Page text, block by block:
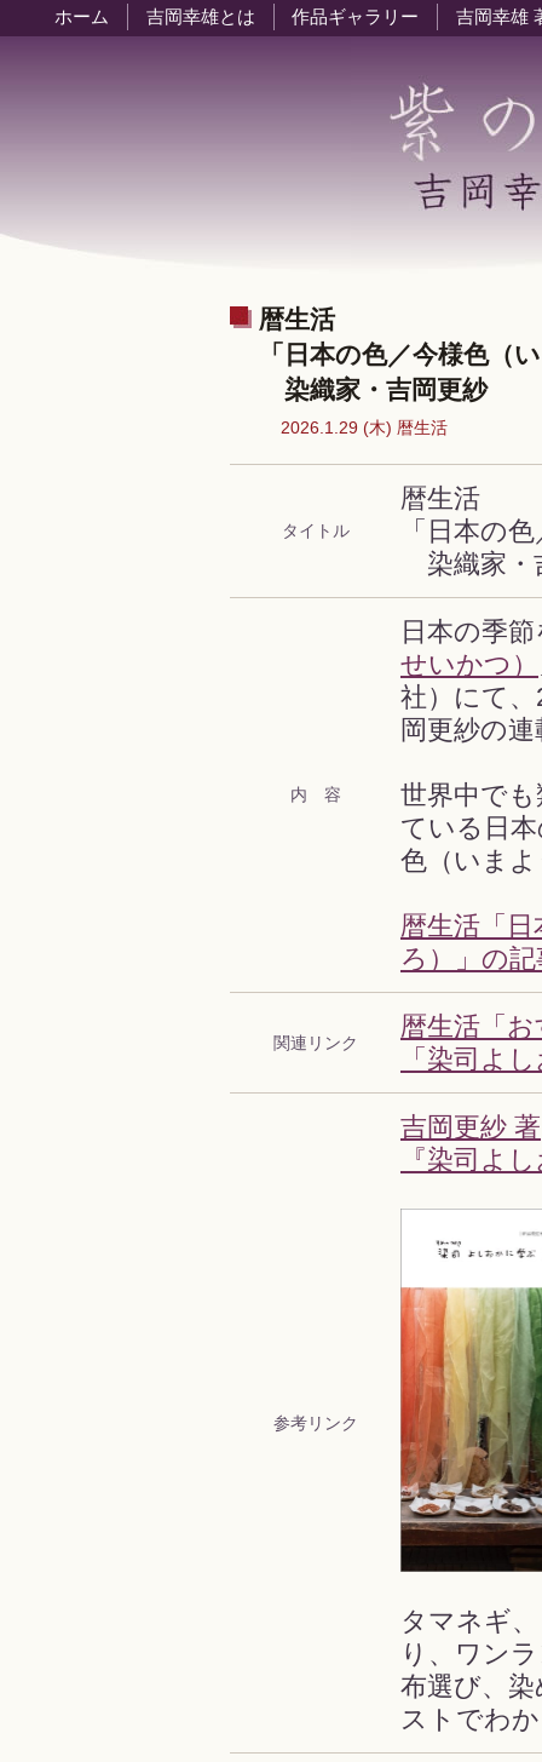
ホーム 吉岡幸雄とは 作品ギャラリー 吉岡幸雄
暦生活
「日本の色／今様色（
染織家・吉岡更紗
2026.1.29 (木) 暦生活
タイトル
暦生活
「日本の
染織家・
内 容
日本の季
せいかつ）
社）にて
岡更紗の
世界中で
ている日
色（いま
暦生活「
ろ）」の
関連リンク
暦生活「
「染司よ
参考リンク
吉岡更紗 著
『染司よ
タマネギ
り、ワン
布選び、
ストでわ